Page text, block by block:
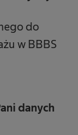
do
w BBBS
danych